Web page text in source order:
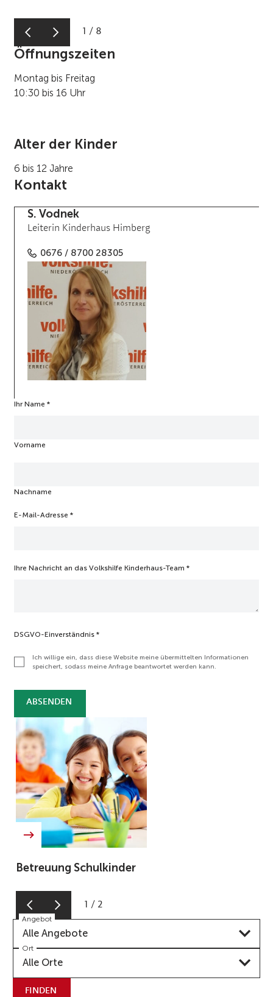
1 / 8
Öffnungszeiten
Montag bis Freitag
10:30 bis 16 Uhr
Alter der Kinder
6 bis 12 Jahre
Kontakt
S. Vodnek
Leiterin Kinderhaus Himberg
0676 / 8700 28305
Ihr Name *
Vorname
Nachname
N
r
t
-
-
s
I
h
e
E-Mail-Adresse *
Ihre Nachricht an das Volkshilfe Kinderhaus-Team *
DSGVO-Einverständnis *
Ich willige ein, dass diese Website meine übermittelten Informationen
speichert, sodass meine Anfrage beantwortet werden kann.
ABSENDEN
Betreuung Schulkinder
1 / 2
Angebot
Alle Angebote
Ort
Alle Orte
FINDEN